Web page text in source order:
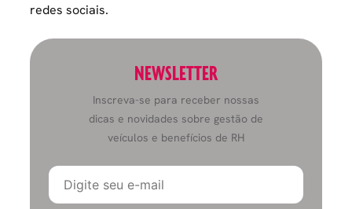
redes sociais.
NEWSLETTER
Inscreva-se para receber nossas
dicas e novidades sobre gestão de
veículos e benefícios de RH